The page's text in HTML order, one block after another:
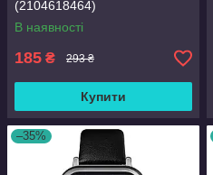
(2104618464)
В наявності
185 ₴ 293 ₴
Купити
–35%